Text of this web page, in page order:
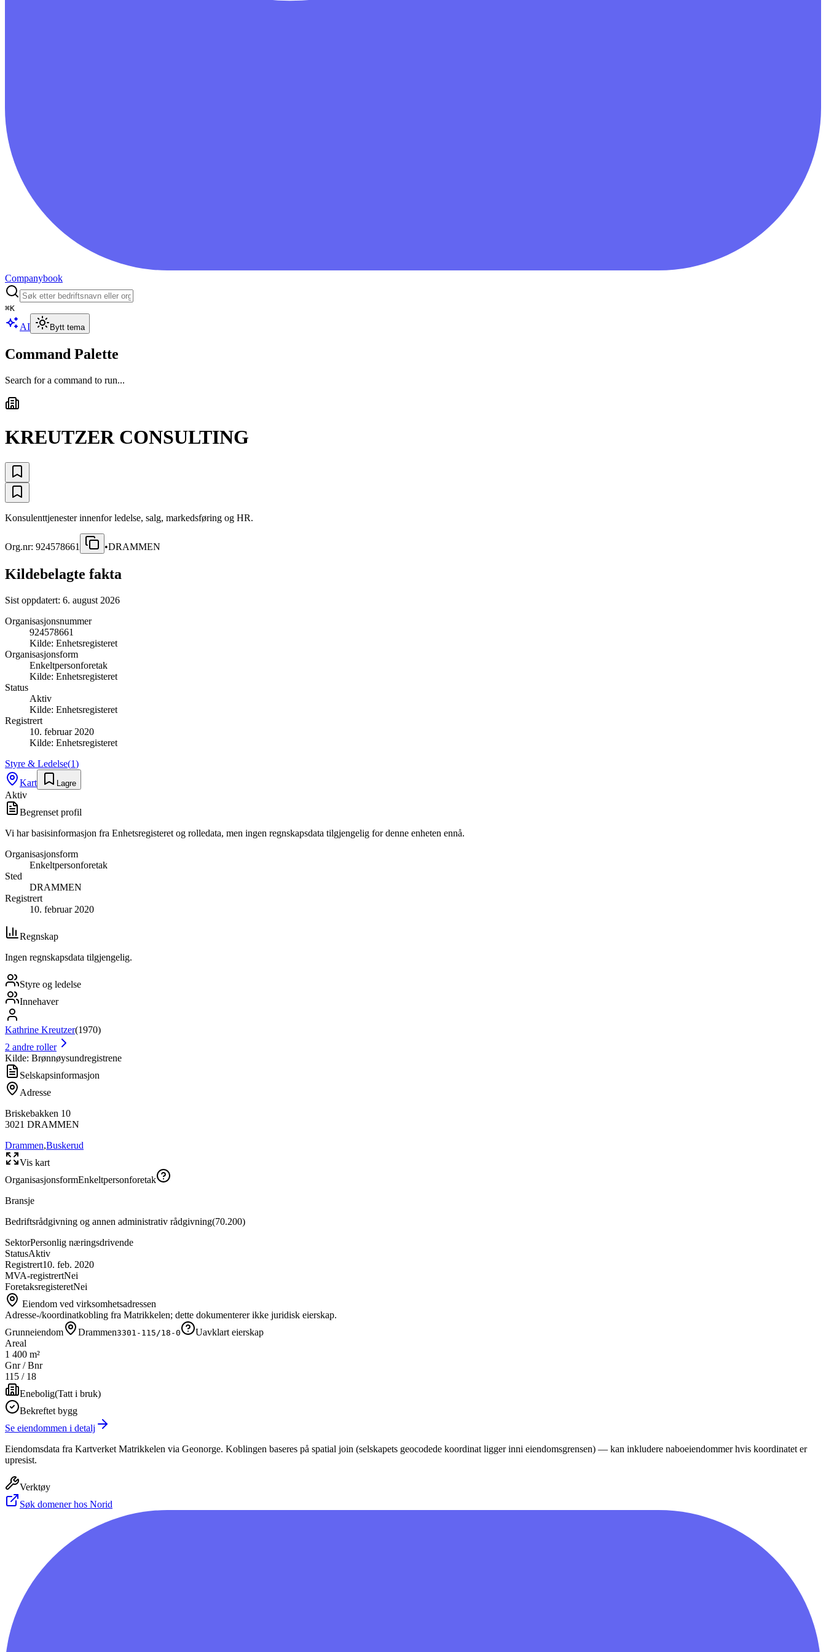
Companybook
⌘K
AI Bytt tema
Command Palette
Search for a command to run...
KREUTZER CONSULTING
Konsulenttjenester innenfor ledelse, salg, markedsføring og HR.
Org.nr: 924578661 •DRAMMEN
Kildebelagte fakta
Sist oppdatert: 6. august 2026
Organisasjonsnummer
924578661
Kilde: Enhetsregisteret
Organisasjonsform
Enkeltpersonforetak
Kilde: Enhetsregisteret
Status
Aktiv
Kilde: Enhetsregisteret
Registrert
10. februar 2020
Kilde: Enhetsregisteret
Styre & Ledelse(1)
Kart
Lagre
Aktiv
Begrenset profil
Vi har basisinformasjon fra Enhetsregisteret og rolledata, men ingen regnskapsdata tilgjengelig for denne enheten ennå.
Organisasjonsform
Enkeltpersonforetak
Sted
DRAMMEN
Registrert
10. februar 2020
Regnskap
Ingen regnskapsdata tilgjengelig.
Styre og ledelse
Innehaver
Kathrine Kreutzer(1970)
2 andre roller
Kilde: Brønnøysundregistrene
Selskapsinformasjon
Adresse
Briskebakken 10
3021 DRAMMEN
Drammen,Buskerud
Vis kart
OrganisasjonsformEnkeltpersonforetak
Bransje
Bedriftsrådgivning og annen administrativ rådgivning(70.200)
SektorPersonlig næringsdrivende
StatusAktiv
Registrert10. feb. 2020
MVA-registrertNei
ForetaksregisteretNei
Eiendom ved virksomhetsadressen
Adresse-/koordinatkobling fra Matrikkelen; dette dokumenterer ikke juridisk eierskap.
Grunneiendom
Drammen3301-115/18-0
Uavklart eierskap
Areal
1 400 m²
Gnr / Bnr
115 / 18
Enebolig(Tatt i bruk)
Bekreftet bygg
Se eiendommen i detalj
Eiendomsdata fra Kartverket Matrikkelen via Geonorge. Koblingen baseres på spatial join (selskapets geocodede koordinat ligger inni eiendomsgrensen) — kan inkludere naboeiendommer hvis koordinatet er
upresist.
Verktøy
Søk domener hos Norid